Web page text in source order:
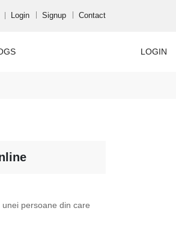
Login Signup Contact
LOGIN
persoane din care